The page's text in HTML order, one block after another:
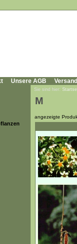
Unsere AGB
Sie sind hier:
M
angezeigte